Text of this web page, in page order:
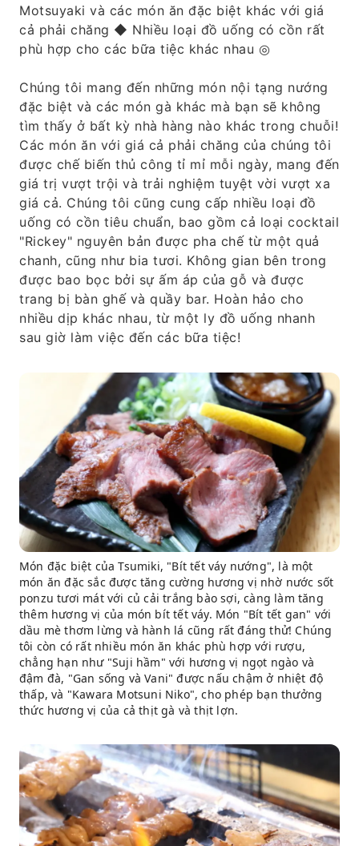
Motsuyaki và các món ăn đặc biệt khác với giá
cả phải chăng ◆ Nhiều loại đồ uống có cồn rất
phù hợp cho các bữa tiệc khác nhau ◎
Chúng tôi mang đến những món nội tạng nướng
đặc biệt và các món gà khác mà bạn sẽ không
tìm thấy ở bất kỳ nhà hàng nào khác trong chuỗi!
Các món ăn với giá cả phải chăng của chúng tôi
được chế biến thủ công tỉ mỉ mỗi ngày, mang đến
giá trị vượt trội và trải nghiệm tuyệt vời vượt xa
giá cả. Chúng tôi cũng cung cấp nhiều loại đồ
uống có cồn tiêu chuẩn, bao gồm cả loại cocktail
"Rickey" nguyên bản được pha chế từ một quả
chanh, cũng như bia tươi. Không gian bên trong
được bao bọc bởi sự ấm áp của gỗ và được
trang bị bàn ghế và quầy bar. Hoàn hảo cho
nhiều dịp khác nhau, từ một ly đồ uống nhanh
sau giờ làm việc đến các bữa tiệc!
Món đặc biệt của Tsumiki, "Bít tết váy nướng", là một
món ăn đặc sắc được tăng cường hương vị nhờ nước sốt
ponzu tươi mát với củ cải trắng bào sợi, càng làm tăng
thêm hương vị của món bít tết váy. Món "Bít tết gan" với
dầu mè thơm lừng và hành lá cũng rất đáng thử! Chúng
tôi còn có rất nhiều món ăn khác phù hợp với rượu,
chẳng hạn như "Suji hầm" với hương vị ngọt ngào và
đậm đà, "Gan sống và Vani" được nấu chậm ở nhiệt độ
thấp, và "Kawara Motsuni Niko", cho phép bạn thưởng
thức hương vị của cả thịt gà và thịt lợn.